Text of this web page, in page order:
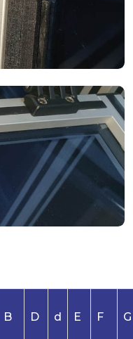
B D d E F
G